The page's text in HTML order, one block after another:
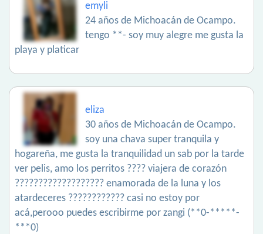
emyli
24 años de Michoacán de Ocampo.
tengo **- soy muy alegre me gusta la
playa y platicar
eliza
30 años de Michoacán de Ocampo.
soy una chava super tranquila y
hogareña, me gusta la tranquilidad un sab por la tarde
ver pelis, amo los perritos ???? viajera de corazón
??????????????????? enamorada de la luna y los
atardeceres ???????????? casi no estoy por
acá,perooo puedes escribirme por zangi (**0-*****-
***0)